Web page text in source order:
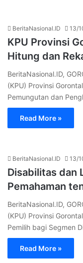
BeritaNasional.ID 13/
KPU Provinsi
Hitung dan
BeritaNasional.ID,
(KPU) Provinsi
Pemungutan dan
Read More »
BeritaNasional.ID 13/
Disabilitas dan
Pemahaman
BeritaNasional.ID,
(KPU) Provinsi
Pemilih bagi Segmen
Read More »